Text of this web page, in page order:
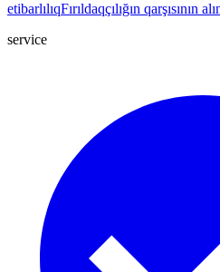
etibarlılıqFırıldaqçılığın qarşısının
service